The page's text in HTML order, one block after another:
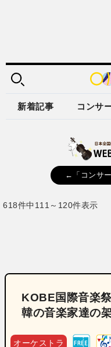
新着記事 コンサ
←「コンサ
618件中111～120件表示
KOBE国際音楽
韓の音楽家達の
オーケストラ